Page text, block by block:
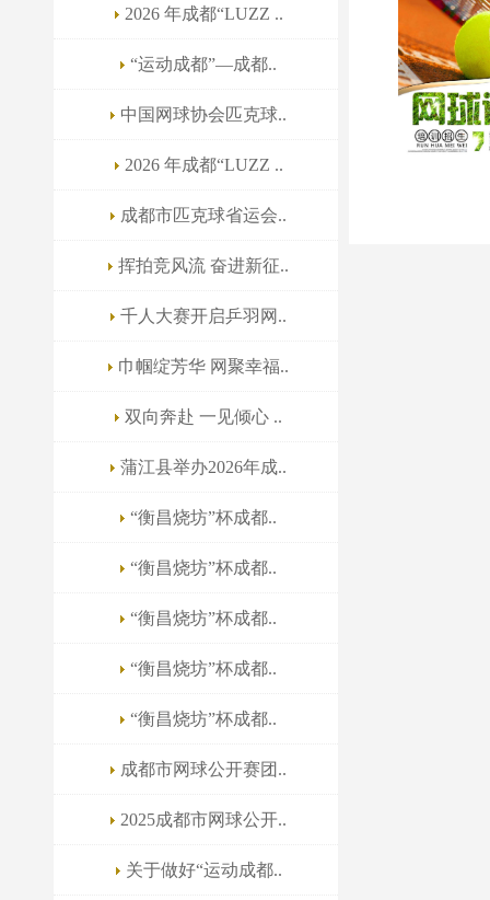
2026 年成都“LUZZ ..
“运动成都”—成都..
中国网球协会匹克球..
2026 年成都“LUZZ ..
成都市匹克球省运会..
挥拍竞风流 奋进新征..
千人大赛开启乒羽网..
巾帼绽芳华 网聚幸福..
双向奔赴 一见倾心 ..
蒲江县举办2026年成..
“衡昌烧坊”杯成都..
“衡昌烧坊”杯成都..
“衡昌烧坊”杯成都..
“衡昌烧坊”杯成都..
“衡昌烧坊”杯成都..
成都市网球公开赛团..
2025成都市网球公开..
关于做好“运动成都..